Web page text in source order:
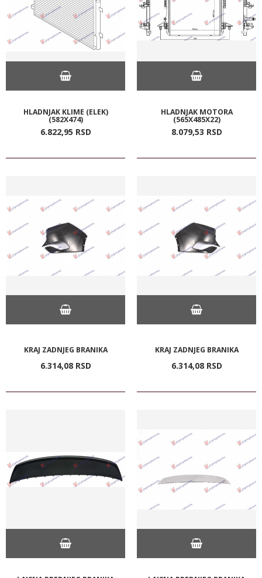
HLADNJAK KLIME (ELEK)
(582X474)
6.822,95 RSD
HLADNJAK MOTORA
(565X485X22)
8.079,53 RSD
KRAJ ZADNJEG BRANIKA
6.314,08 RSD
KRAJ ZADNJEG BRANIKA
6.314,08 RSD